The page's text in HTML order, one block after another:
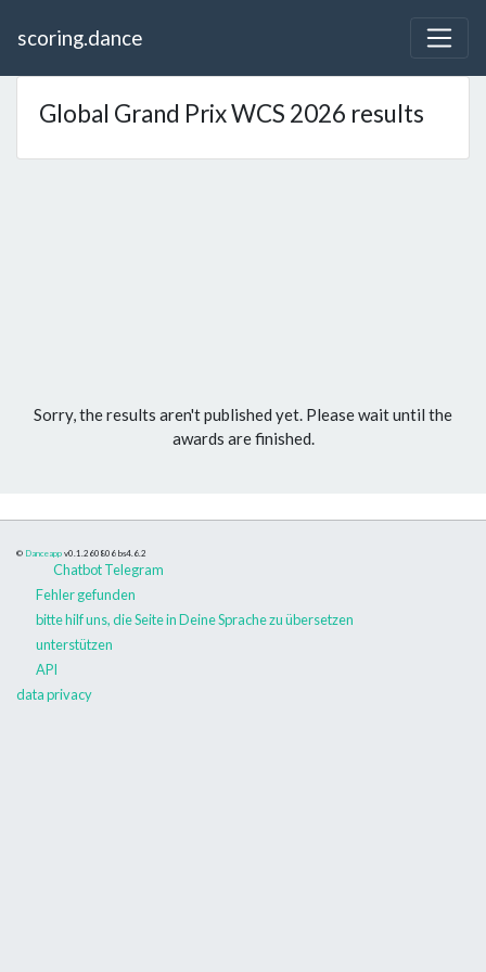
scoring.dance
Global Grand Prix WCS 2026 results
Sorry, the results aren't published yet. Please wait until the
awards are finished.
© Danceapp v0.1.260806 bs4.6.2
Chatbot Telegram
Fehler gefunden
bitte hilf uns, die Seite in Deine Sprache zu übersetzen
unterstützen
API
data privacy